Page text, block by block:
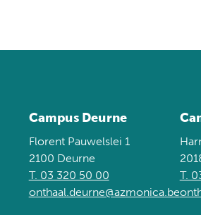
Campus Deurne
Florent Pauwelslei 1
2100 Deurne
T. 03 320 50 00
onthaal.deurne@azmonica.be
T.